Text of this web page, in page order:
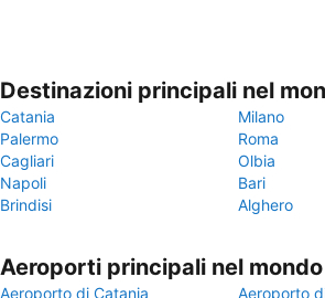
Destinazioni principali nel
Catania
Milano
Palermo
Roma
Cagliari
Olbia
Napoli
Bari
Brindisi
Alghero
Aeroporti principali nel mondo
Aeroporto di Catania Aeroporto